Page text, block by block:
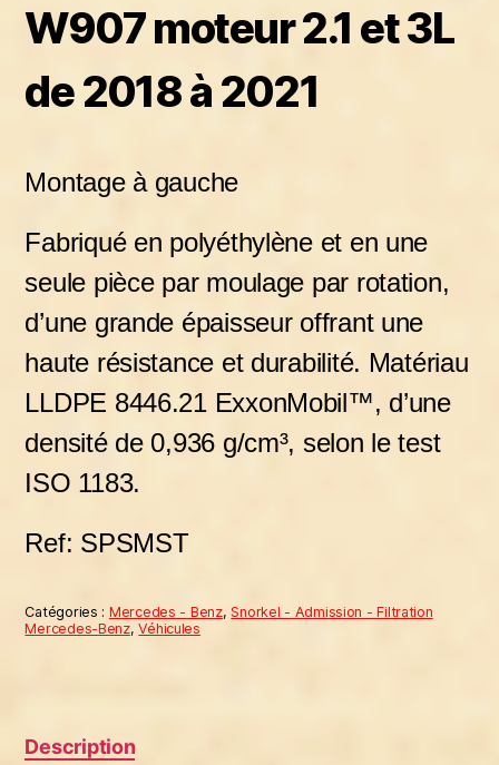
W907 moteur 2.1 et 3L
de 2018 à 2021
Montage à gauche
Fabriqué en polyéthylène et en une
seule pièce par moulage par rotation,
d’une grande épaisseur offrant une
haute résistance et durabilité. Matériau
LLDPE 8446.21 ExxonMobil™, d’une
densité de 0,936 g/cm³, selon le test
ISO 1183.
Ref: SPSMST
Catégories : Mercedes - Benz,Snorkel - Admission - Filtration
Mercedes-Benz,Véhicules
Description